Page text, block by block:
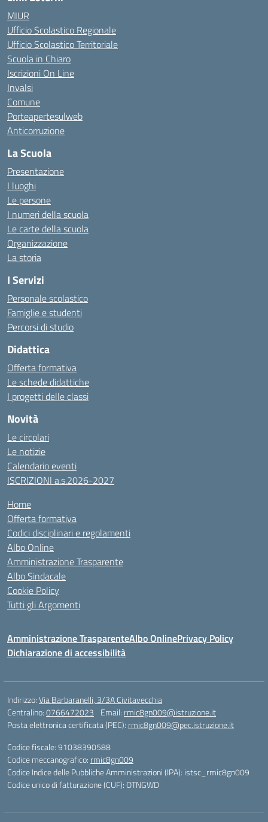
MIUR
Ufficio Scolastico Regionale
Ufficio Scolastico Territoriale
Scuola in Chiaro
Iscrizioni On Line
Invalsi
Comune
Porteapertesulweb
Anticorruzione
La Scuola
Presentazione
I luoghi
Le persone
I numeri della scuola
Le carte della scuola
Organizzazione
La storia
I Servizi
Personale scolastico
Famiglie e studenti
Percorsi di studio
Didattica
Offerta formativa
Le schede didattiche
I progetti delle classi
Novità
Le circolari
Le notizie
Calendario eventi
ISCRIZIONI a.s.2026-2027
Home
Offerta formativa
Codici disciplinari e regolamenti
Albo Online
Amministrazione Trasparente
Albo Sindacale
Cookie Policy
Tutti gli Argomenti
Amministrazione TrasparenteAlbo OnlinePrivacy Policy
Dichiarazione di accessibilità
Indirizzo:Via Barbaranelli, 3/3A Civitavecchia
Centralino:0766472023 Email: rmic8gn009@istruzione.it
Posta elettronica certificata (PEC): rmic8gn009@pec.istruzione.it
Codice fiscale: 91038390588
Codice meccanografico: rmic8gn009
Codice Indice delle Pubbliche Amministrazioni (IPA): istsc_rmic8gn009
Codice unico di fatturazione (CUF): OTNGWD